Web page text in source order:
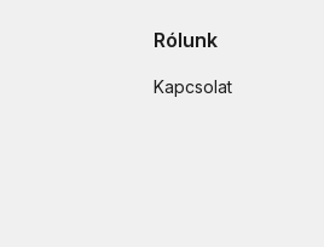
Rólunk
Kapcsolat